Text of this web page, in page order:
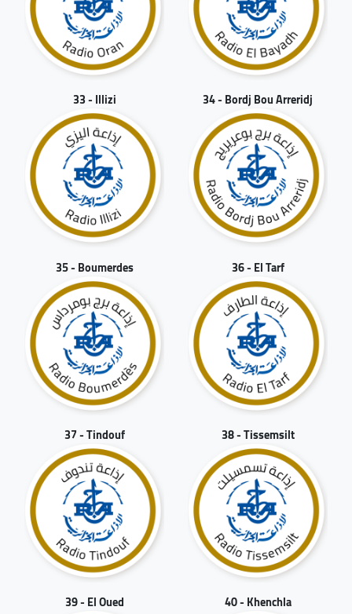
33 - Illizi 34 - Bordj Bou Arreridj
35 - Boumerdes 36 - El Tarf
37 - Tindouf 38 - Tissemsilt
39 - El Oued 40 - Khenchla